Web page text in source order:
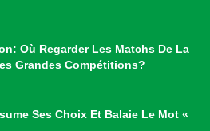
Où Regarder Les Matchs De La
Grandes Compétitions?
Ses Choix Et Balaie Le Mot «